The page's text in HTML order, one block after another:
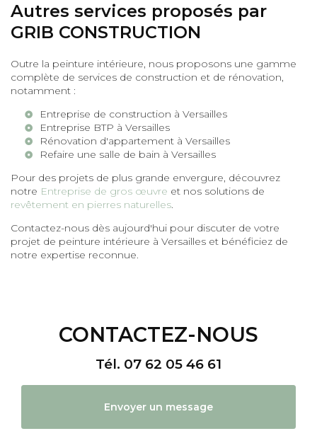
Autres services proposés par
GRIB CONSTRUCTION
Outre la peinture intérieure, nous proposons une gamme
complète de services de construction et de rénovation,
notamment :
Entreprise de construction à Versailles
Entreprise BTP à Versailles
Rénovation d'appartement à Versailles
Refaire une salle de bain à Versailles
Pour des projets de plus grande envergure, découvrez
notre Entreprise de gros œuvre et nos solutions de
revêtement en pierres naturelles.
Contactez-nous dès aujourd'hui pour discuter de votre
projet de peinture intérieure à Versailles et bénéficiez de
notre expertise reconnue.
CONTACTEZ-NOUS
Tél. 07 62 05 46 61
Envoyer un message